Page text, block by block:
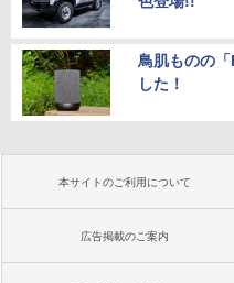
鳥肌ものの
した！
本サイトのご利用について
広告掲載のご案内